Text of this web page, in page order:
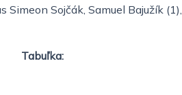
Sojčák, Samuel Bajužík
Tabuľka: